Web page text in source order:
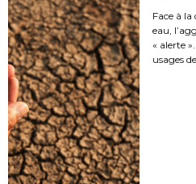
Face à
eau,
« alerte
usages